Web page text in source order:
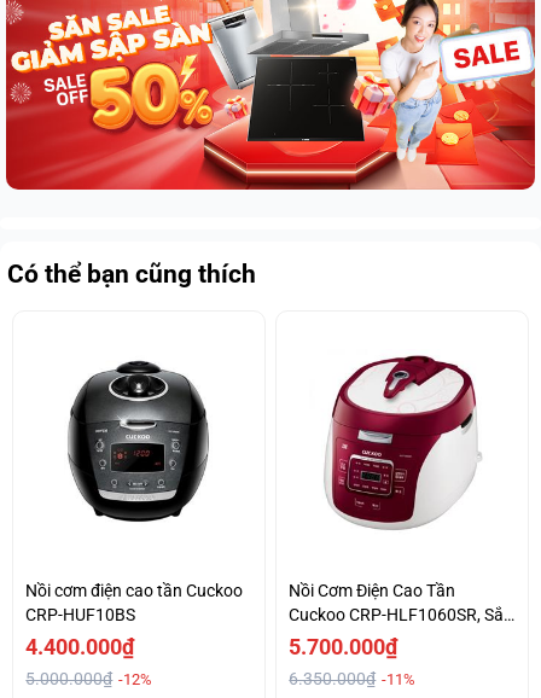
Có thể bạn cũng thích
Nồi cơm điện cao tần Cuckoo
CRP-HUF10BS
4.400.000₫
5.000.000₫ -12%
Nồi Cơm Điện Cao Tần
Cuckoo CRP-HLF1060SR, Sắc
Màu Tinh Tế
5.700.000₫
6.350.000₫ -11%